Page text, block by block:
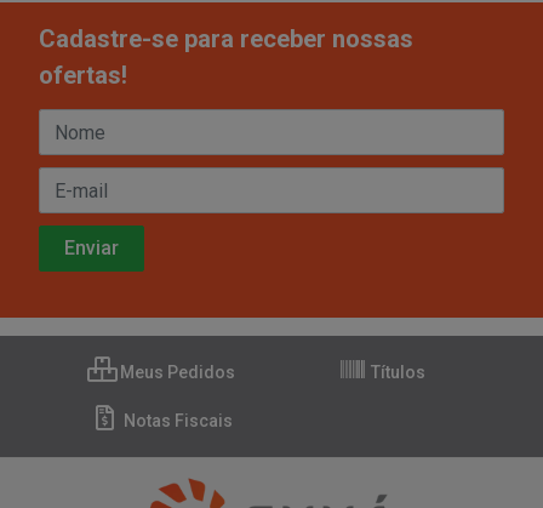
Cadastre-se para receber nossas
ofertas!
Meus Pedidos Títulos
Notas Fiscais